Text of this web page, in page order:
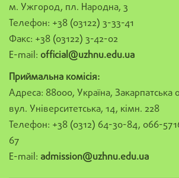
м. Ужгород, пл. Народна, 3
Телефон: +38 (03122) 3-33-41
Факс: +38 (03122) 3-42-02
E-mail: official@uzhnu.edu.ua
Приймальна комісія:
Адреса: 88000, Україна,
вул. Університетська, 14, кімн. 228
Телефон: +38 (0312) 64-30-84, 066-
67
E-mail: admission@uzhnu.edu.ua